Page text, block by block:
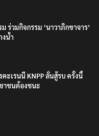
ร่วมกิจกรรม ‘นาวาภิกขาจาร’
น้ำ
ะเรนนี KNPP ลั่นสู้รบ ครั้งนี้
าชนต้องชนะ